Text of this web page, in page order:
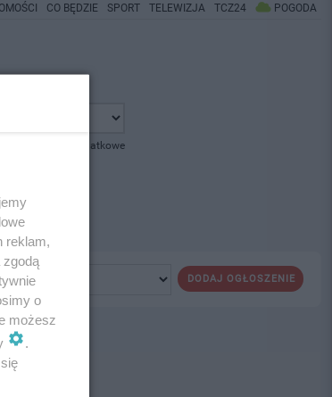
CO BĘDZIE SPORT TELEWIZJA TCZ24 POGODA
pokaż opcje dodatkowe
DODAJ OGŁOSZENIE
o
możesz